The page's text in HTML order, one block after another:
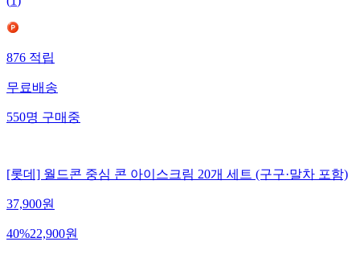
(1)
876적립
무료배송
550명구매중
[롯데] 월드콘 중심 콘 아이스크림 20개 세트 (구구·말차 포함)
37,900원
40%22,900원